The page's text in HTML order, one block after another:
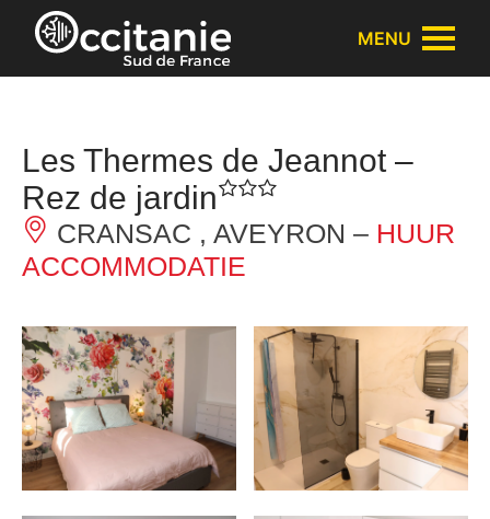
Cookies beheer paneel
MENU
Les Thermes de Jeannot –
Rez de jardin
CRANSAC , AVEYRON – HUUR
ACCOMMODATIE